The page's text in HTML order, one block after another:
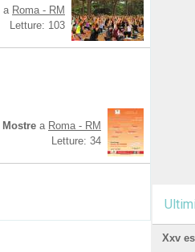
a Roma - RM
Letture: 103
Mostre a Roma - RM
Letture: 34
Xxv